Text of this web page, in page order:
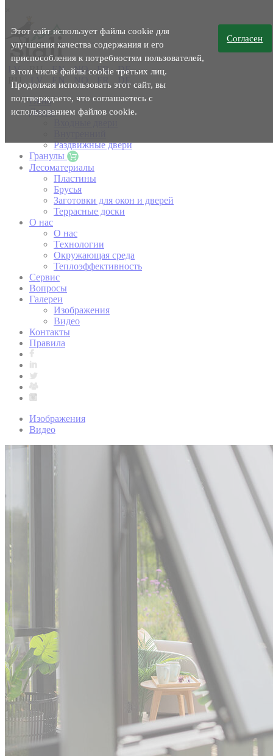
Этот сайт использует файлы cookie для
улучшения качества содержания и его
приспособления к потребностям пользователей,
в том числе файлы cookie третьих лиц.
Продолжая использовать этот сайт, вы
подтверждаете, что соглашаетесь с
использованием файлов cookie.
Согласен
LV RU EN NO FR DE
RU
Окна
Двери
Раздвижные двери
Гранулы
Лесоматериалы
Пластины
Брусья
Заготовки для окон и дверей
Террасные доски
O нас
O нас
Tехнологии
Окружающая среда
Теплоэффективность
Сервис
Вопросы
Галереи
Изображения
Видео
Контакты
Правила
Изображения
Видео